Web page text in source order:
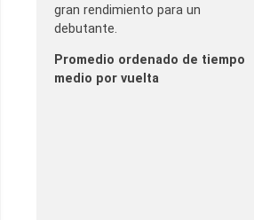
gran rendimiento para un
debutante.
Promedio ordenado de tiempo
medio por vuelta